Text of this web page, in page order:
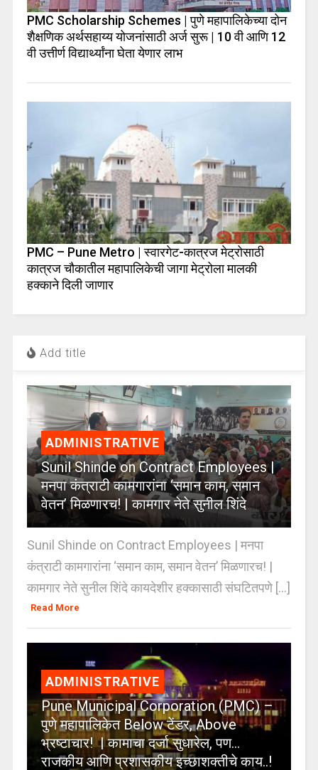
PMC Scholarship Schemes | पुणे महापालिकेच्या दोन
शैक्षणिक अर्थसहाय्य योजनांसाठी अर्ज सुरू | 10 वी आणि 12
वी उत्तीर्ण विद्यार्थ्यांना घेता येणार लाभ
PMC – Pune Metro | स्वारगेट-कात्रज मेट्रोसाठी
कात्रज चौकातील महापालिकेची जागा मेट्रोला मालकी
हक्काने दिली जाणार
Add title
ADMINISTRATIVE
Sunil Shinde on Contract Employees |
मनपा कंत्राटी कामगारांना ‘समान काम, समान
वेतन’ मिळणारच! | कामगार नेते सुनील शिंदे
Sunil Shinde on Contract Employees | मनपा
कंत्राटी कामगारांना ‘समान काम, समान वेतन’ मिळणारच! |
कामगार नेते सुनील शिंदे कायदेशीर हक्कासाठी संघटितपणे [...]
Read More
ADMINISTRATIVE
Pune Municipal Corporation (PMC) –
पुणे महापालिकेत Below टेंडर, Above
भ्रष्टाचार! | कामाचा दर्जा सुधारेल, पण…
राजकीय आणि प्रशासकीय इच्छाशक्तीचे काय..!